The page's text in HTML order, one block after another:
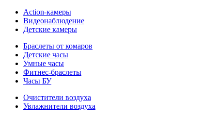
Action-камеры
Видеонаблюдение
Детские камеры
Браслеты от комаров
Детские часы
Умные часы
Фитнес-браслеты
Часы БУ
Очистители воздуха
Увлажнители воздуха